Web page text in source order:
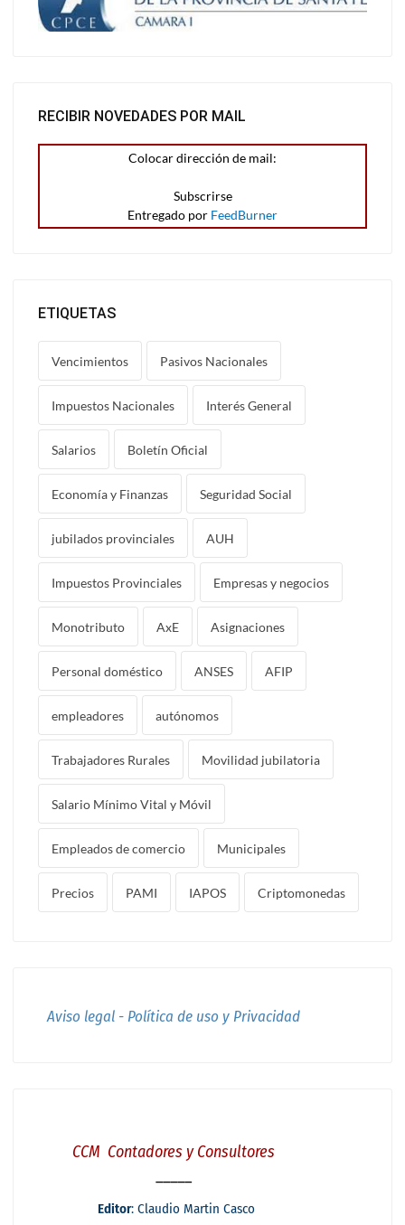
RECIBIR NOVEDADES POR MAIL
Colocar dirección de mail:
Entregado por FeedBurner
ETIQUETAS
Vencimientos Pasivos Nacionales
Impuestos Nacionales Interés General
Salarios Boletín Oficial
Economía y Finanzas Seguridad Social
jubilados provinciales AUH
Impuestos Provinciales Empresas y negocios
Monotributo AxE Asignaciones
Personal doméstico ANSES AFIP
empleadores autónomos
Trabajadores Rurales Movilidad jubilatoria
Salario Mínimo Vital y Móvil
Empleados de comercio Municipales
Precios PAMI IAPOS Criptomonedas